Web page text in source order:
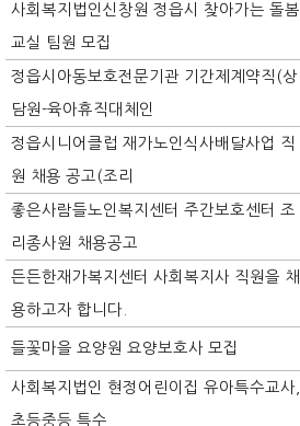
사회복지법인신창원 정읍시 찾아가는 돌봄
교실 팀원 모집
정읍시아동보호전문기관 기간제계약직(상
담원-육아휴직대체인
정읍시니어클럽 재가노인식사배달사업 직
원 채용 공고(조리
좋은사람들노인복지센터 주간보호센터 조
리종사원 채용공고
든든한재가복지센터 사회복지사 직원을 채
용하고자 합니다.
들꽃마을 요양원 요양보호사 모집
사회복지법인 현정어린이집 유아특수교사,
초등중등 특수